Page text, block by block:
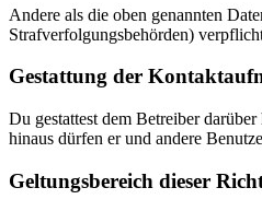
Andere als die oben genannten
Strafverfolgungsbehörden)
Gestattung der
Du gestattest dem Betreiber
hinaus dürfen er und andere
Geltungsbereich dieser